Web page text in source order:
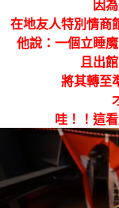
因
在地友人特別情商
他說：一個立睡
且出
將其轉至
哇！！這